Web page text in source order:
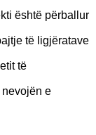
është përballur
të ligjëratave
të
e